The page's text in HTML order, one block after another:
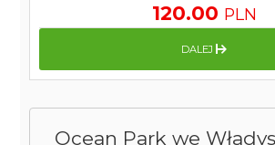
Ocean Park we
120.00 PLN
DALEJ